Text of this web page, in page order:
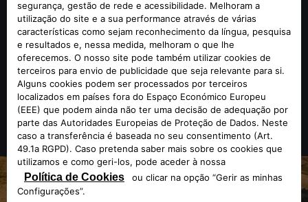
dinâmico e um design elegante. Equipado com um motor
2.9 V6 de 520 cv, o Giulia Quadrifoglio é dos modelos Alfa
Romeo mais desportivos de sempre, com uma aceleração
dos 0 aos 100 km/h em apenas 3,9 segundos.
DESCUBRA O GIULIA QUADRIFOGLIO